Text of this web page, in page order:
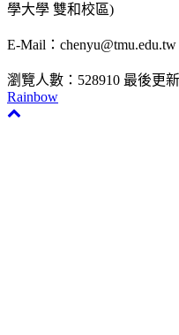
學大學 雙和校區)
E-Mail：chenyu@tmu.edu.tw
瀏覽人數：528910 最後更
Rainbow